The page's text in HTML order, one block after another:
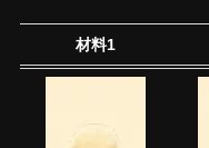
材料1